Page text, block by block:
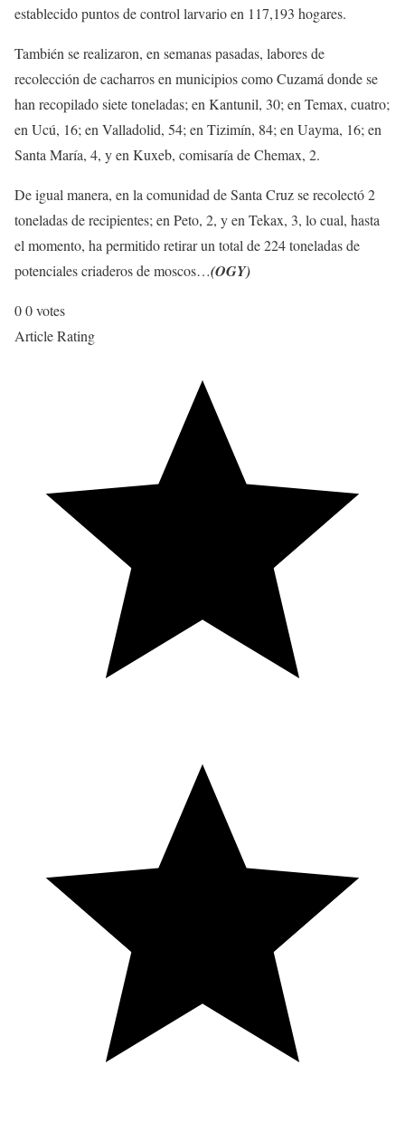
establecido puntos de control larvario en 117,193 hogares.
También se realizaron, en semanas pasadas, labores de
recolección de cacharros en municipios como Cuzamá donde se
han recopilado siete toneladas; en Kantunil, 30; en Temax, cuatro;
en Ucú, 16; en Valladolid, 54; en Tizimín, 84; en Uayma, 16; en
Santa María, 4, y en Kuxeb, comisaría de Chemax, 2.
De igual manera, en la comunidad de Santa Cruz se recolectó 2
toneladas de recipientes; en Peto, 2, y en Tekax, 3, lo cual, hasta
el momento, ha permitido retirar un total de 224 toneladas de
potenciales criaderos de moscos…(OGY)
00votes
Article Rating